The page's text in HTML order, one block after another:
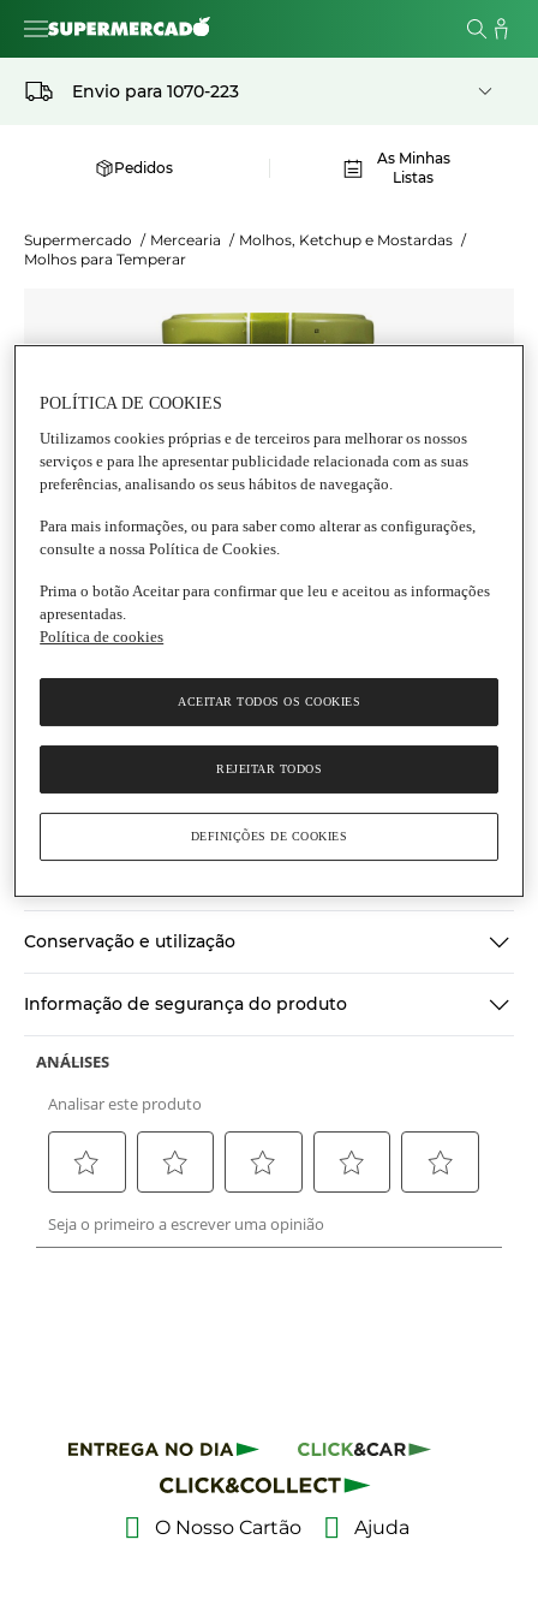
Envio para 1070-223
Pedidos
As Minhas
Listas
Supermercado / Mercearia / Molhos, Ketchup e Mostardas /
Molhos para Temperar
Maçarico
Massa de Alho
Montra Portuguesa
valor
de
Link
a
mesma
página.
Escrever uma opinião
Ingredientes
Conservação e utilização
Informação de segurança do produto
O Nosso Cartão Ajuda
POLÍTICA DE COOKIES
Utilizamos cookies próprias e de terceiros para melhorar os nossos
serviços e para lhe apresentar publicidade relacionada com as suas
preferências, analisando os seus hábitos de navegação.
Para mais informações, ou para saber como alterar as configurações,
consulte a nossa Política de Cookies.
Prima o botão Aceitar para confirmar que leu e aceitou as informações
apresentadas.
Política de cookies
REJEITAR TODOS
ACEITAR TODOS OS COOKIES
DEFINIÇÕES DE COOKIES